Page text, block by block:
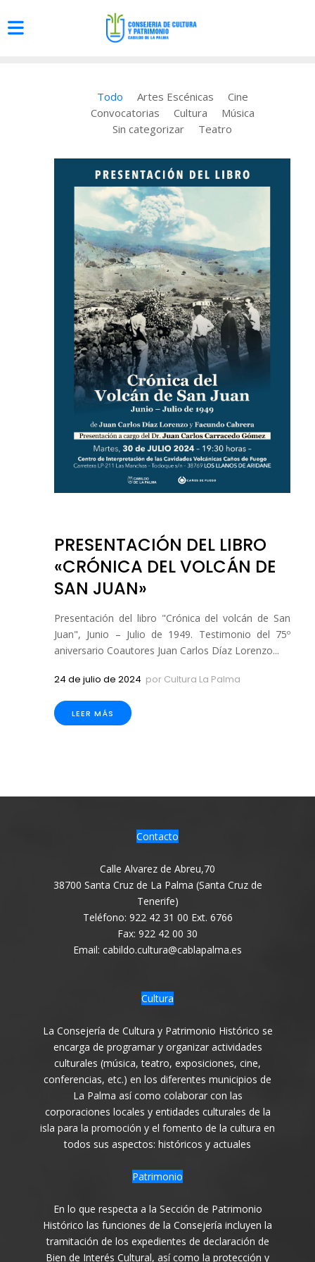
Todo Artes Escénicas
Cine
Convocatorias
Cultura
Música
Sin categorizar
Teatro
PRESENTACIÓN DEL LIBRO
«CRÓNICA DEL VOLCÁN DE
SAN JUAN»
Presentación del libro "Crónica del volcán de San
Juan", Junio – Julio de 1949. Testimonio del 75º
aniversario Coautores Juan Carlos Díaz Lorenzo...
24 de julio de 2024 por Cultura La Palma
LEER MÁS
Contacto
Calle Alvarez de Abreu,70
38700 Santa Cruz de La Palma (Santa Cruz de
Tenerife)
Teléfono: 922 42 31 00 Ext. 6766
Fax: 922 42 00 30
Email: cabildo.cultura@cablapalma.es
Cultura
La Consejería de Cultura y Patrimonio Histórico se
encarga de programar y organizar actividades
culturales (música, teatro, exposiciones, cine,
conferencias, etc.) en los diferentes municipios de
La Palma así como colaborar con las
corporaciones locales y entidades culturales de la
isla para la promoción y el fomento de la cultura en
todos sus aspectos: históricos y actuales
Patrimonio
En lo que respecta a la Sección de Patrimonio
Histórico las funciones de la Consejería incluyen la
tramitación de los expedientes de declaración de
Bien de Interés Cultural, así como la protección y